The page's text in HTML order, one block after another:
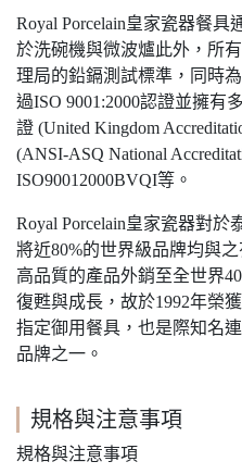
Royal Porcelain皇家瓷器餐
於洗碗機與微波爐此外，所
理局的鉛鎘測試標準，同時
過ISO 9001:2000認證並擁有
證 (United Kingdom
(ANSI-ASQ National
ISO90012000BVQI等。
Royal Porcelain皇家瓷器對於
將近80%的世界級品牌均與
高品質的產品外銷至全世界
復甦與成長，故於1992年榮
指定御用餐具，也是際知名
品牌之一。
規格與注意事項
規格與注意事項